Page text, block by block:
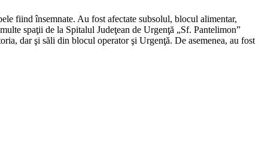
fiind însemnate. Au fost afectate subsolul, blocul alimentar,
spaţii de la Spitalul Judeţean de Urgenţă „Sf. Pantelimon”
dar şi săli din blocul operator şi Urgenţă. De asemenea, au fost